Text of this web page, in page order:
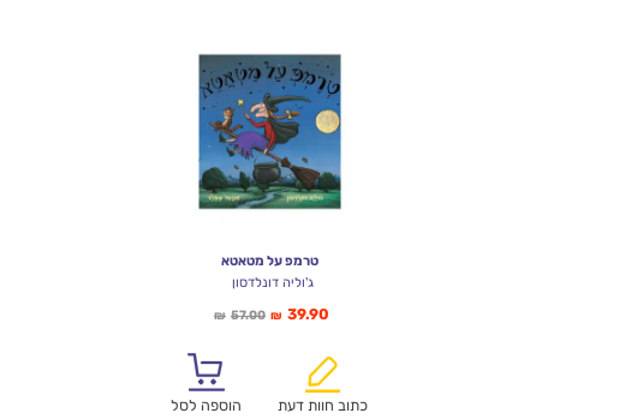
טרמפ על מטאטא
ג'וליה דונלדסון
₪ 57.00המחיר
₪57.00.
₪ 39.90
הוא:
כתוב חוות דעת
הוספה לסל